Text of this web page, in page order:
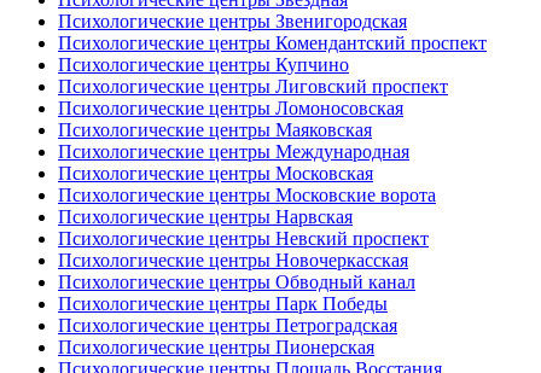
Психологические центры Звенигородская
Психологические центры Комендантский проспект
Психологические центры Купчино
Психологические центры Лиговский проспект
Психологические центры Ломоносовская
Психологические центры Маяковская
Психологические центры Международная
Психологические центры Московская
Психологические центры Московские ворота
Психологические центры Нарвская
Психологические центры Невский проспект
Психологические центры Новочеркасская
Психологические центры Обводный канал
Психологические центры Парк Победы
Психологические центры Петроградская
Психологические центры Пионерская
Психологические центры Площадь Восстания